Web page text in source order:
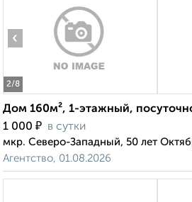
2/8
‹
Дом 160м², 1-этажный,
1 000 ₽ в сутки
мкр. Северо-Западный, 50 лет
Агентство, 01.08.2026